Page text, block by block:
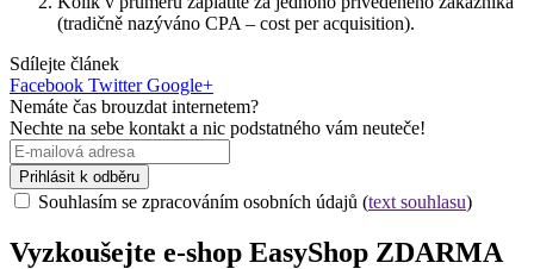
(tradičně nazýváno CPA – cost per acquisition).
Sdílejte článek
Facebook Twitter Google+
Nemáte čas brouzdat internetem?
Nechte na sebe kontakt a nic podstatného vám neuteče!
Prihlásit k odběru
Souhlasím se zpracováním osobních údajů (text souhlasu)
Vyzkoušejte e-shop EasyShop ZDARMA